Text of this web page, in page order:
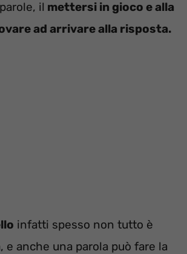
il mettersi in gioco e alla
ad arrivare alla risposta.
infatti spesso non tutto è
e anche una parola può fare la